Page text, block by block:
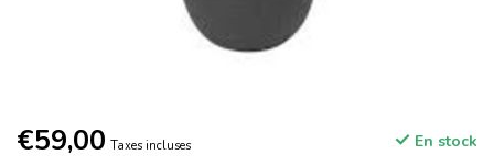
€59,00 Taxes incluses En stock